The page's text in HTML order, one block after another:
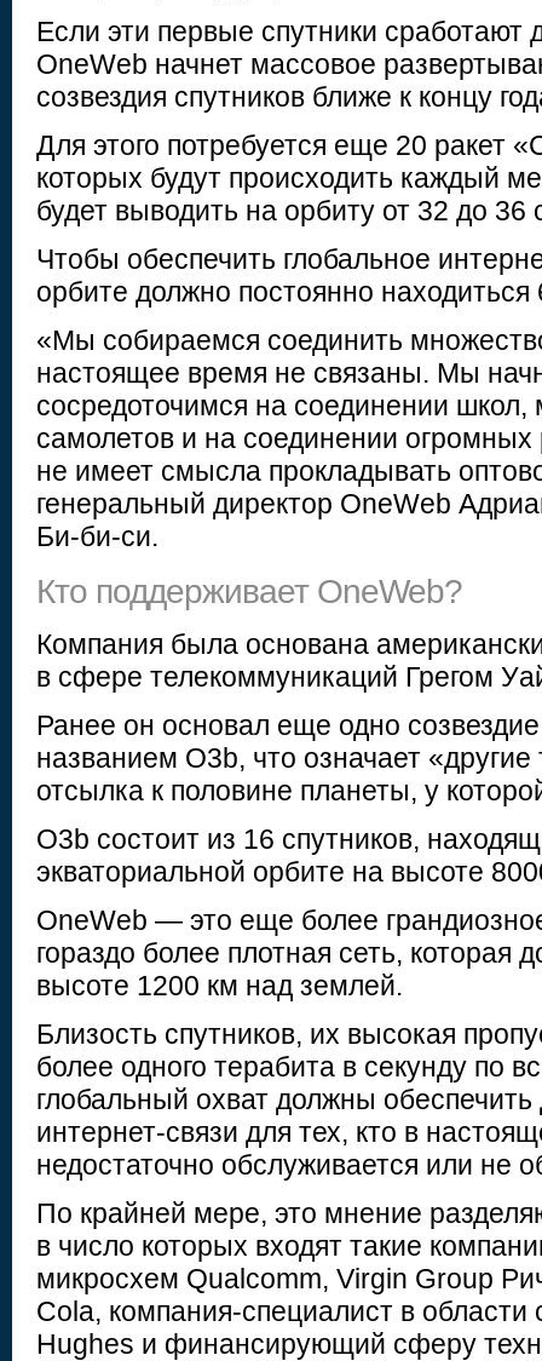
Если эти первые спутники
OneWeb начнет массовое
созвездия спутников ближе к концу
Для этого потребуется еще 20 ракет
которых будут происходить каждый
будет выводить на орбиту от 32 до 36
Чтобы обеспечить глобальное
орбите должно постоянно находиться
«Мы собираемся соединить
настоящее время не связаны. Мы
сосредоточимся на соединении школ,
самолетов и на соединении огромных
не имеет смысла прокладывать
генеральный директор OneWeb
Би-би-си.
Кто поддерживает OneWeb?
Компания была основана
в сфере телекоммуникаций Грегом
Ранее он основал еще одно созвездие
названием O3b, что означает
отсылка к половине планеты, у
O3b состоит из 16 спутников,
экваториальной орбите на высоте
OneWeb — это еще более
гораздо более плотная сеть, которая
высоте 1200 км над землей.
Близость спутников, их высокая
более одного терабита в секунду по
глобальный охват должны обеспечить
интернет-связи для тех, кто в
недостаточно обслуживается или не
По крайней мере, это мнение
в число которых входят такие
микросхем Qualcomm, Virgin Group
Cola, компания-специалист в области
Hughes и финансирующий сферу